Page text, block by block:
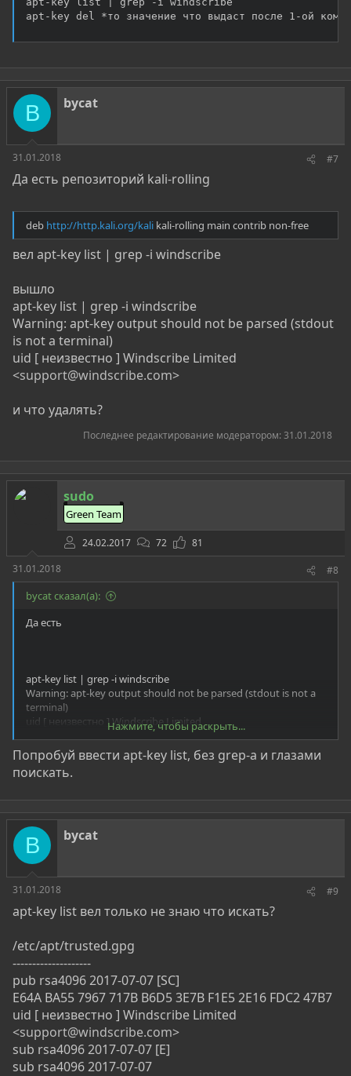
apt-key del *то значение что выдаст после 1-ой
B bycat
31.01.2018 #7
Да есть репозиторий kali-rolling
deb http://http.kali.org/kali kali-rolling main contrib non-free
вел apt-key list | grep -i windscribe
вышло
apt-key list | grep -i windscribe
Warning: apt-key output should not be parsed (stdout
is not a terminal)
uid [ неизвестно ] Windscribe Limited
<support@windscribe.com>
и что удалять?
Последнее редактирование модератором: 31.01.2018
sudo
Green Team
24.02.2017 72
81
31.01.2018
#8
bycat сказал(а):
Да есть
apt-key list | grep -i windscribe
Warning: apt-key output should not be parsed (stdout is not a
terminal)
uid [ неизвестно ] Windscribe Limited
>
и что удалять?
Нажмите, чтобы раскрыть...
Попробуй ввести apt-key list, без grep-a и глазами
поискать.
B bycat
31.01.2018 #9
apt-key list вел только не знаю что искать?
/etc/apt/trusted.gpg
--------------------
pub rsa4096 2017-07-07 [SC]
E64A BA55 7967 717B B6D5 3E7B F1E5 2E16 FDC2 47B7
uid [ неизвестно ] Windscribe Limited
<support@windscribe.com>
sub rsa4096 2017-07-07 [E]
sub rsa4096 2017-07-07